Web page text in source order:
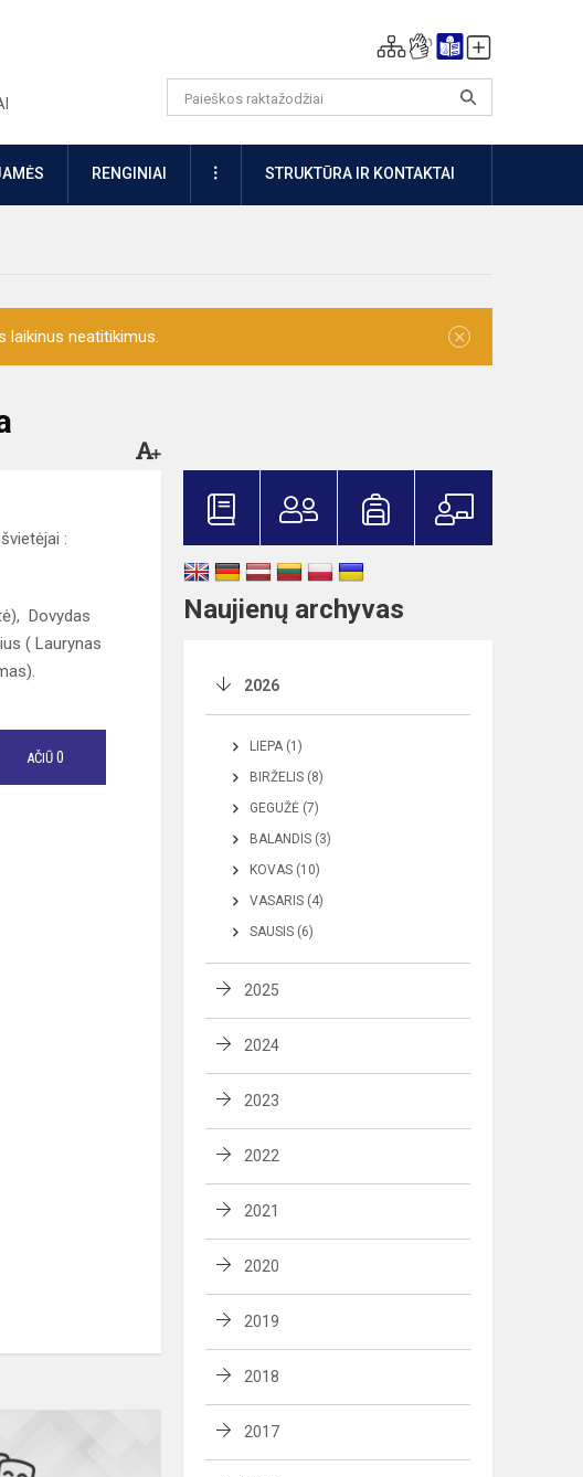
RENGINIAI DAUGIAUSTRUKTŪRA IR KONTAKTAI
laikinus neatitikimus. ×
:
Dovydas
( Laurynas
AČIŪ 0
Naujienų archyvas
2026
LIEPA (1)
BIRŽELIS (8)
GEGUŽĖ (7)
BALANDIS (3)
KOVAS (10)
VASARIS (4)
SAUSIS (6)
2025
2024
2023
2022
2021
2020
2019
2018
2017